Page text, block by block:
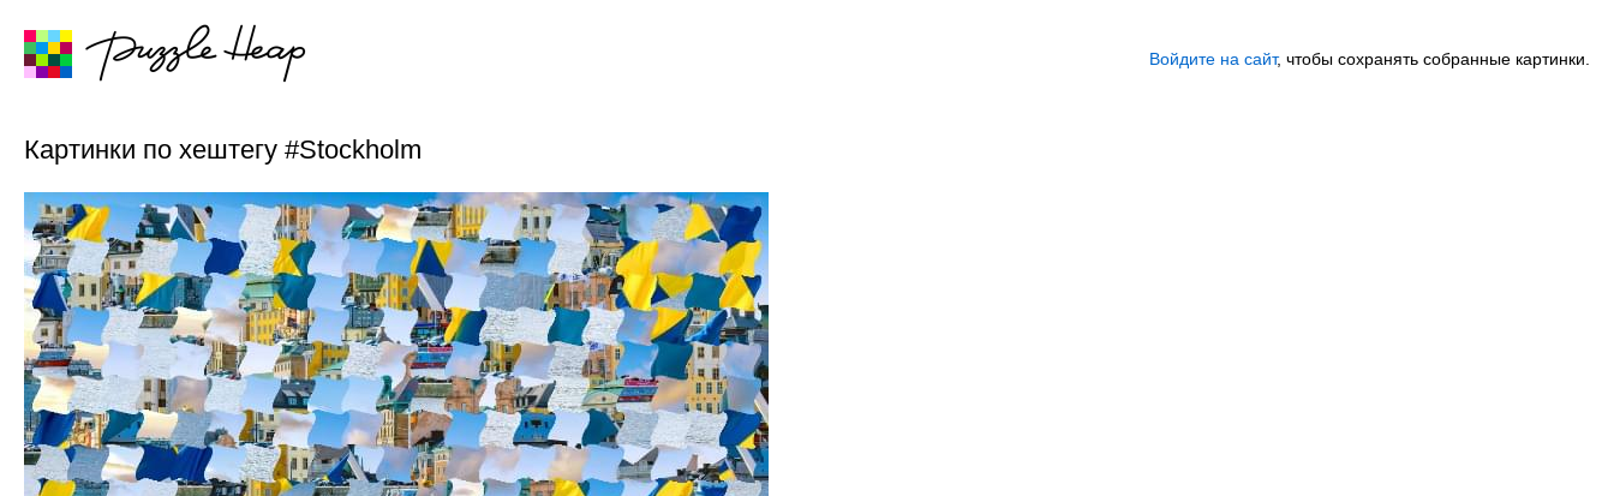
Войдите на сайт, чтобы сохранять собранные картинки.
Картинки по хештегу #Stockholm